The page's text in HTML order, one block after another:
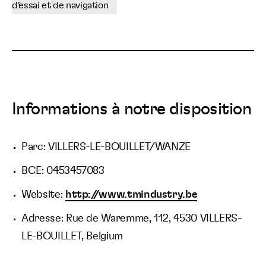
d'essai et de navigation
Informations à notre disposition
Parc: VILLERS-LE-BOUILLET/WANZE
BCE: 0453457083
Website: http://www.tmindustry.be
Adresse: Rue de Waremme, 112, 4530 VILLERS-
LE-BOUILLET, Belgium